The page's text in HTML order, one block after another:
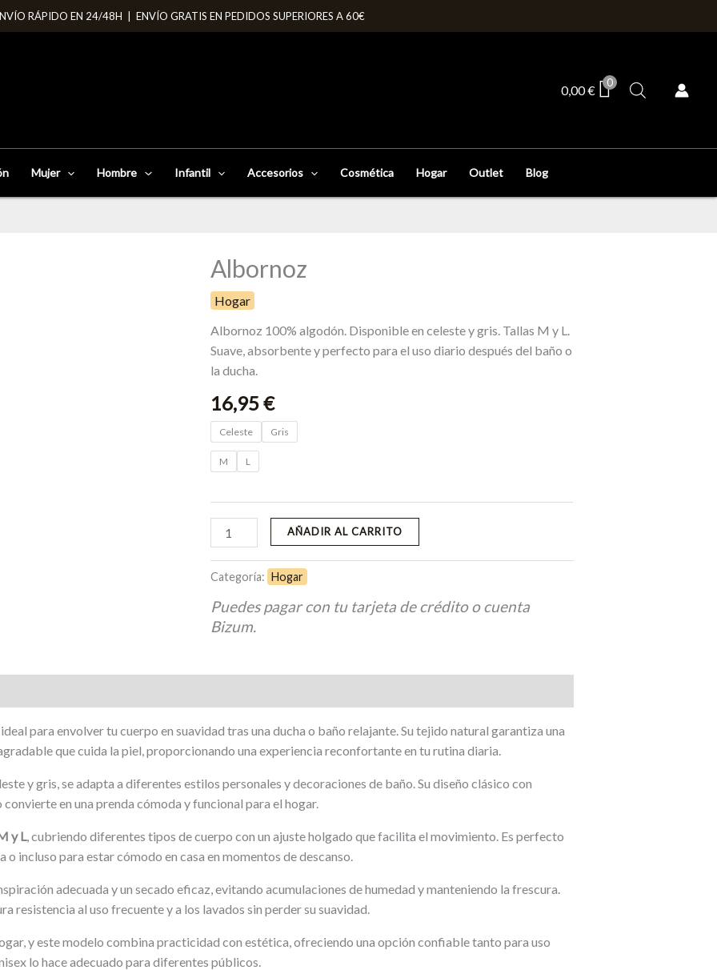
RÁPIDO EN 24/48H | ENVÍO GRATIS EN PEDIDOS SUPERIORES A 60€
0,00€ 0
Mujer Hombre Infantil Accesorios Cosmética Hogar Outlet Blog
Albornoz
Hogar
Albornoz 100% algodón. Disponible en celeste y gris. Tallas M y L.
Suave, absorbente y perfecto para el uso diario después del baño o
la ducha.
16,95€
Celeste Gris
M L
Albornoz
AÑADIR AL CARRITO
Categoría: Hogar
Puedes pagar con tu tarjeta de crédito o cuenta
Bizum.
para envolver tu cuerpo en suavidad tras una ducha o baño relajante. Su tejido natural garantiza una
que cuida la piel, proporcionando una experiencia reconfortante en tu rutina diaria.
y gris, se adapta a diferentes estilos personales y decoraciones de baño. Su diseño clásico con
en una prenda cómoda y funcional para el hogar.
y L , cubriendo diferentes tipos de cuerpo con un ajuste holgado que facilita el movimiento. Es perfecto
o incluso para estar cómodo en casa en momentos de descanso.
adecuada y un secado eficaz, evitando acumulaciones de humedad y manteniendo la frescura.
resistencia al uso frecuente y a los lavados sin perder su suavidad.
y este modelo combina practicidad con estética, ofreciendo una opción confiable tanto para uso
lo hace adecuado para diferentes públicos.